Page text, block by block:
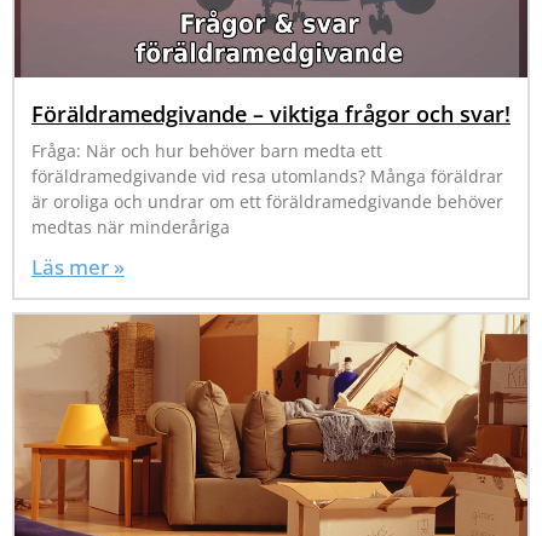
Föräldramedgivande – viktiga frågor och svar!
Fråga: När och hur behöver barn medta ett
föräldramedgivande vid resa utomlands? Många föräldrar
är oroliga och undrar om ett föräldramedgivande behöver
medtas när minderåriga
Läs mer »